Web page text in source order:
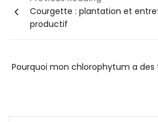
de
l’article
Courgette : plantation et
productif
Pourquoi mon chlorophytum a des